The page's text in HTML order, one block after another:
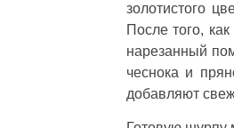
золотистого
После того,
нарезанный
чеснока и
добавляют